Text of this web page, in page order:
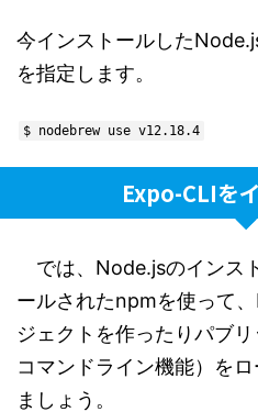
今インストールした
を指定します。
$ nodebrew use v12.18.4
Expo-CLIを
では、Node.jsのインス
ールされたnpmを使って
ジェクトを作ったりパブ
コマンドライン機能）を
ましょう。